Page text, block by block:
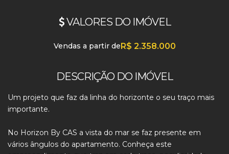
VALORES DO IMÓVEL
R$ 2.358.000
Vendas a partir de
DESCRIÇÃO DO IMÓVEL
Um projeto que faz da linha do horizonte o seu traço mais
importante.
No Horizon By CAS a vista do mar se faz presente em
vários ângulos do apartamento. Conheça este